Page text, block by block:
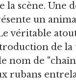
la scène. Une
un
véritable
de la
nom de
rubans